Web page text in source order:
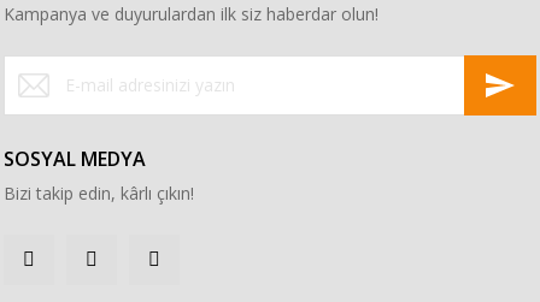
Kampanya ve duyurulardan ilk siz haberdar olun!
SOSYAL MEDYA
Bizi takip edin, kârlı çıkın!